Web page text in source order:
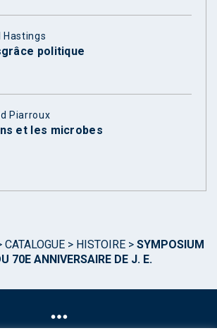
Hastings
politique
Piarroux
et les microbes
CATALOGUE > HISTOIRE > SYMPOSIUM
70E ANNIVERSAIRE DE J. E.